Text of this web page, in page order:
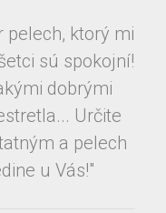
pelech, ktorý mi
sú spokojní!
dobrými
Určite
a pelech
u Vás!"